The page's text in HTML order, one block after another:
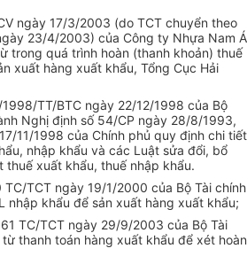
ngày 17/3/2003 (do TCT chuyển theo
23/4/2003) của Công ty Nhựa Nam Á
trong quá trình hoàn (thanh khoản) thuế
xuất hàng xuất khẩu, Tổng Cục Hải
TT/BTC ngày 22/12/1998 của Bộ
Nghị định số 54/CP ngày 28/8/1993,
11/1998 của Chính phủ quy định chi tiết
nhập khẩu và các Luật sửa đổi, bổ
thuế xuất khẩu, thuế nhập khẩu.
TCT ngày 19/1/2000 của Bộ Tài chính
nhập khẩu để sản xuất hàng xuất khẩu;
TC/TCT ngày 29/9/2003 của Bộ Tài
thanh toán hàng xuất khẩu để xét hoàn